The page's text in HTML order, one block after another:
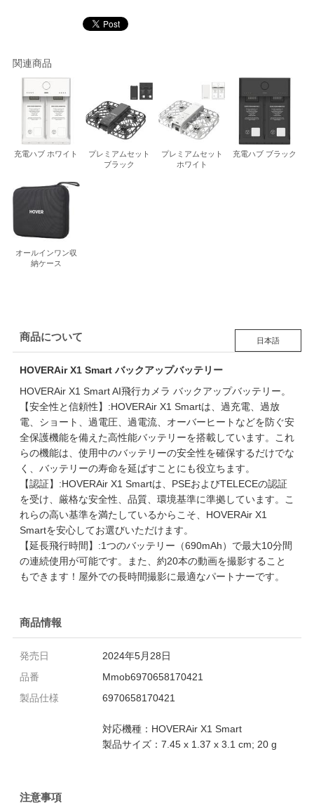
関連商品
充電ハブ ホワイト
プレミアムセット
ブラック
プレミアムセット
ホワイト
充電ハブ ブラック
オールインワン収
納ケース
商品について 日本語
HOVERAir X1 Smart バックアップバッテリー
HOVERAir X1 Smart AI飛行カメラ バックアップバッテリー。
【安全性と信頼性】:HOVERAir X1 Smartは、過充電、過放
電、ショート、過電圧、過電流、オーバーヒートなどを防ぐ安
全保護機能を備えた高性能バッテリーを搭載しています。これ
らの機能は、使用中のバッテリーの安全性を確保するだけでな
く、バッテリーの寿命を延ばすことにも役立ちます。
【認証】:HOVERAir X1 Smartは、PSEおよびTELECEの認証
を受け、厳格な安全性、品質、環境基準に準拠しています。こ
れらの高い基準を満たしているからこそ、HOVERAir X1
Smartを安心してお選びいただけます。
【延長飛行時間】:1つのバッテリー（690mAh）で最大10分間
の連続使用が可能です。また、約20本の動画を撮影すること
もできます！屋外での長時間撮影に最適なパートナーです。
商品情報
発売日
2024年5月28日
品番
Mmob6970658170421
製品仕様
6970658170421
対応機種：HOVERAir X1 Smart
製品サイズ：7.45 x 1.37 x 3.1 cm; 20 g
注意事項